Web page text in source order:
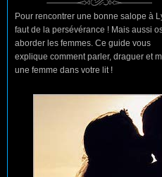
Pour rencontrer une bonne salope à
faut de la persévérance ! Mais aussi
aborder les femmes. Ce guide vous
explique comment parler, draguer et
une femme dans votre lit !